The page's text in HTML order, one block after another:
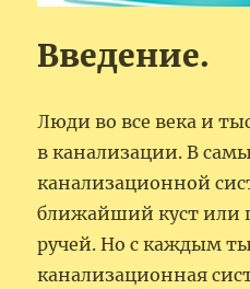
Введение.
Люди во все века и
в канализации. В
канализационной
ближайший куст или
ручей. Но с каждым
канализационная